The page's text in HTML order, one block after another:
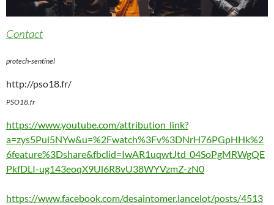
Contact
protech-sentinel
http://pso18.fr/
PSO18.fr
https://www.youtube.com/attribution_link?
a=zys5Pui5NYw&u=%2Fwatch%3Fv%3DNrH76PGpHHk%2
6feature%3Dshare&fbclid=IwAR1uqwtJtd_04SoPgMRWgQE
PkfDLI-ug143eoqX9Ul6R8vU38WYVzmZ-zN0
https://www.facebook.com/desaintomer.lancelot/posts/4513